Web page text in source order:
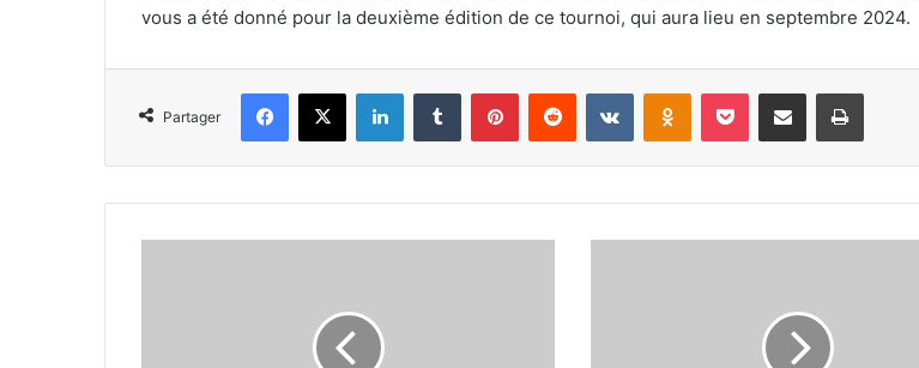
vous a été donné pour la deuxième édition de ce tournoi, qui aura lieu en septembre 2024.
Partager
Facebook
X LinkedinTumblr PinterestReddit VKontakteOdnoklassniki
Pocket Partager par email Imprimer